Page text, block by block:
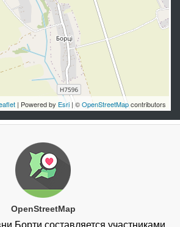
| Powered by Esri | ©OpenStreetMapcontributors
OpenStreetMap
Борти составляется участниками